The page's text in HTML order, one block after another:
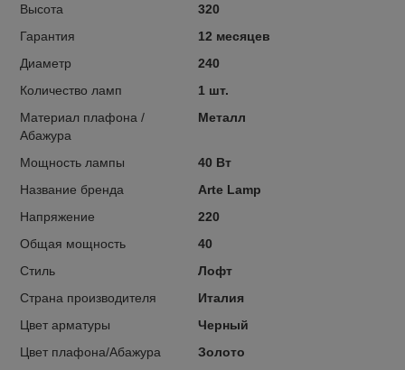
Высота
320
Гарантия
12 месяцев
Диаметр
240
Количество ламп
1 шт.
Материал плафона /
Абажура
Металл
Мощность лампы
40 Вт
Название бренда
Arte Lamp
Напряжение
220
Общая мощность
40
Стиль
Лофт
Страна производителя
Италия
Цвет арматуры
Черный
Цвет плафона/Абажура
Золото